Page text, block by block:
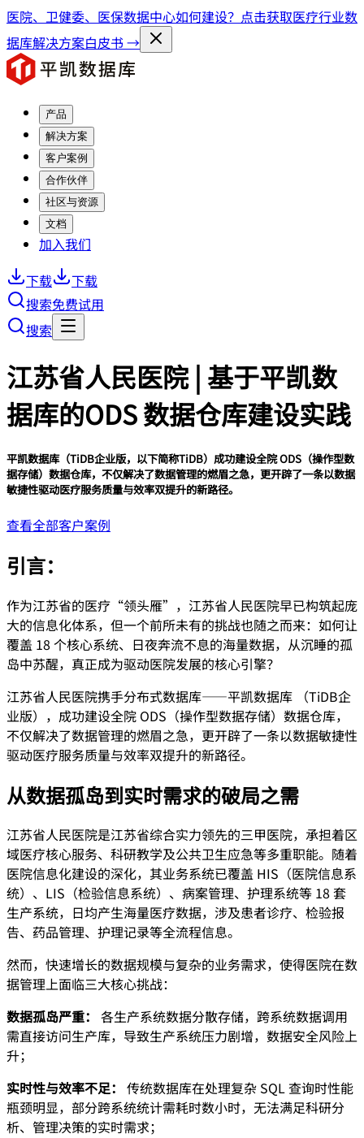
医院、卫健委、医保数据中心如何建设？点击获取医疗行业数
据库解决方案白皮书 →
产品
解决方案
客户案例
合作伙伴
社区与资源
文档
加入我们
下载
下载
搜索免费试用
搜索
江苏省人民医院 | 基于平凯数
据库的ODS 数据仓库建设实践
平凯数据库（TiDB企业版，以下简称TiDB）成功建设全院 ODS（操作型数
据存储）数据仓库，不仅解决了数据管理的燃眉之急，更开辟了一条以数据
敏捷性驱动医疗服务质量与效率双提升的新路径。
查看全部客户案例
引言：
作为江苏省的医疗“领头雁”，江苏省人民医院早已构筑起庞
大的信息化体系，但一个前所未有的挑战也随之而来：如何让
覆盖 18 个核心系统、日夜奔流不息的海量数据，从沉睡的孤
岛中苏醒，真正成为驱动医院发展的核心引擎？
江苏省人民医院携手分布式数据库——平凯数据库 （TiDB企
业版），成功建设全院 ODS（操作型数据存储）数据仓库，
不仅解决了数据管理的燃眉之急，更开辟了一条以数据敏捷性
驱动医疗服务质量与效率双提升的新路径。
从数据孤岛到实时需求的破局之需
江苏省人民医院是江苏省综合实力领先的三甲医院，承担着区
域医疗核心服务、科研教学及公共卫生应急等多重职能。随着
医院信息化建设的深化，其业务系统已覆盖 HIS（医院信息系
统）、LIS（检验信息系统）、病案管理、护理系统等 18 套
生产系统，日均产生海量医疗数据，涉及患者诊疗、检验报
告、药品管理、护理记录等全流程信息。
然而，快速增长的数据规模与复杂的业务需求，使得医院在数
据管理上面临三大核心挑战：
数据孤岛严重： 各生产系统数据分散存储，跨系统数据调用
需直接访问生产库，导致生产系统压力剧增，数据安全风险上
升；
实时性与效率不足： 传统数据库在处理复杂 SQL 查询时性能
瓶颈明显，部分跨系统统计需耗时数小时，无法满足科研分
析、管理决策的实时需求；